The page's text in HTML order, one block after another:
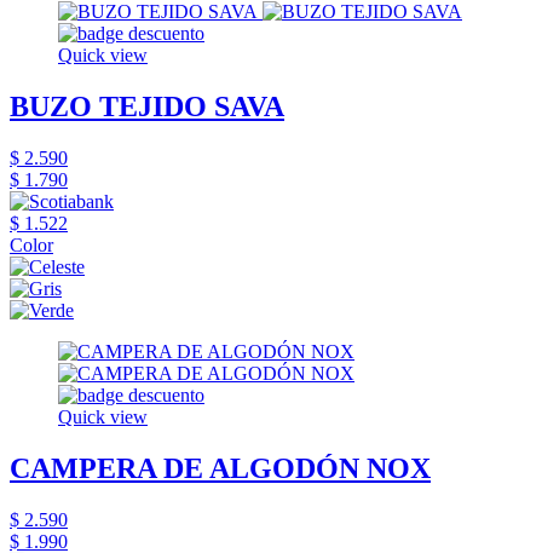
Quick view
BUZO TEJIDO SAVA
$ 2.590
$ 1.790
$ 1.522
Color
Quick view
CAMPERA DE ALGODÓN NOX
$ 2.590
$ 1.990